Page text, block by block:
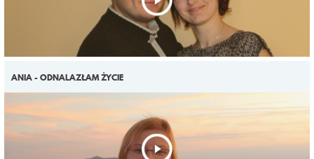
ANIA - ODNALAZŁAM ŻYCIE